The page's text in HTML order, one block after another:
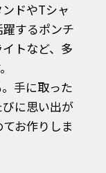
ドやTシャ
するポンチ
トなど、多
手に取った
に思い出が
お作りしま